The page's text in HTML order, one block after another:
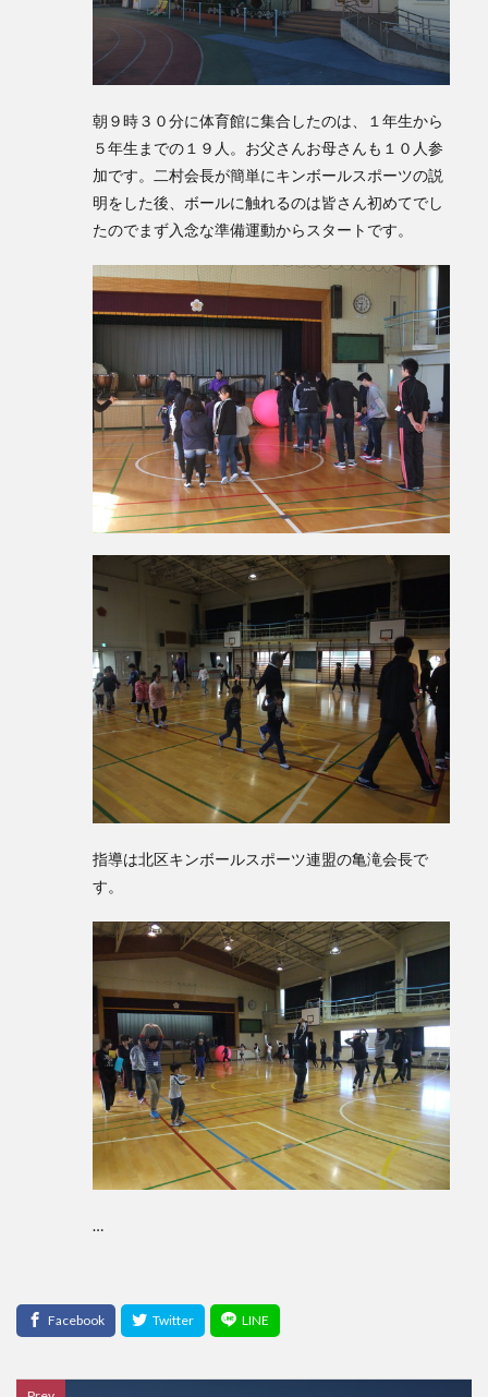
朝９時３０分に体育館に集合したのは、１年生から
５年生までの１９人。お父さんお母さんも１０人参
加です。二村会長が簡単にキンボールスポーツの説
明をした後、ボールに触れるのは皆さん初めてでし
たのでまず入念な準備運動からスタートです。
指導は北区キンボールスポーツ連盟の亀滝会長で
す。
…